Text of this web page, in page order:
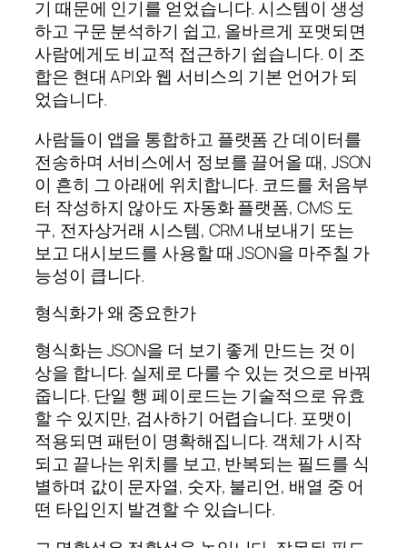
기 때문에 인기를 얻었습니다. 시스템이 생성
하고 구문 분석하기 쉽고, 올바르게 포맷되면
사람에게도 비교적 접근하기 쉽습니다. 이 조
합은 현대 API와 웹 서비스의 기본 언어가 되
었습니다.
사람들이 앱을 통합하고 플랫폼 간 데이터를
전송하며 서비스에서 정보를 끌어올 때, JSON
이 흔히 그 아래에 위치합니다. 코드를 처음부
터 작성하지 않아도 자동화 플랫폼, CMS 도
구, 전자상거래 시스템, CRM 내보내기 또는
보고 대시보드를 사용할 때 JSON을 마주칠 가
능성이 큽니다.
형식화가 왜 중요한가
형식화는 JSON을 더 보기 좋게 만드는 것 이
상을 합니다. 실제로 다룰 수 있는 것으로 바꿔
줍니다. 단일 행 페이로드는 기술적으로 유효
할 수 있지만, 검사하기 어렵습니다. 포맷이
적용되면 패턴이 명확해집니다. 객체가 시작
되고 끝나는 위치를 보고, 반복되는 필드를 식
별하며 값이 문자열, 숫자, 불리언, 배열 중 어
떤 타입인지 발견할 수 있습니다.